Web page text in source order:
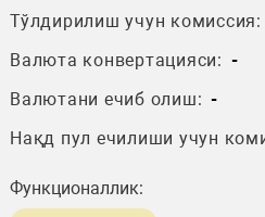
Тўлдирилиш учун комиссия:
Валюта конвертацияси: -
Валютани ечиб олиш: -
Нақд пул ечилиши учун
Функционаллик: